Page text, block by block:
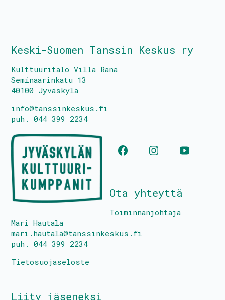
Turvallisemman tilan periaatteet
Keski-Suomen Tanssin Keskus ry
Kulttuuritalo Villa Rana
Seminaarinkatu 13
40100 Jyväskylä
info@tanssinkeskus.fi
puh. 044 399 2234
Ota yhteyttä
Toiminnanjohtaja
Mari Hautala
mari.hautala@tanssinkeskus.fi
puh. 044 399 2234
Tietosuojaseloste
Liity jäseneksi